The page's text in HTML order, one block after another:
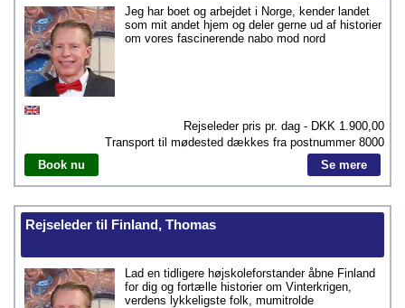
Jeg har boet og arbejdet i Norge, kender landet
som mit andet hjem og deler gerne ud af historier
om vores fascinerende nabo mod nord
Rejseleder pris pr. dag - DKK 1.900,00
Transport til mødested dækkes fra postnummer 8000
Book nu
Se mere
Rejseleder til Finland, Thomas
Lad en tidligere højskoleforstander åbne Finland
for dig og fortælle historier om Vinterkrigen,
verdens lykkeligste folk, mumitrolde